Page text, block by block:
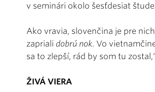
v seminári okolo šesťdesiat
Ako vravia, slovenčina je pre
zapriali dobrú nok. Vo
sa to zlepší, rád by som tu
ŽIVÁ VIERA